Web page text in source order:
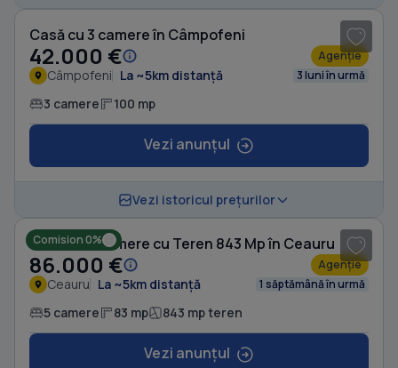
Casă cu 3 camere în Câmpofeni
42.000 € Agenție
Câmpofeni La ~5km distanță 3 luni în urmă
3 camere 100 mp
Vezi anunțul
Vezi istoricul prețurilor
Comision 0%
Casă cu 5 camere cu Teren 843 Mp în Ceauru
86.000 € Agenție
Ceauru La ~5km distanță 1 săptămână în urmă
5 camere 83 mp 843 mp teren
Vezi anunțul